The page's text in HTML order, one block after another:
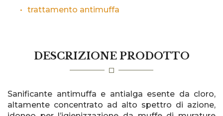
trattamento antimuffa
DESCRIZIONE PRODOTTO
Sanificante antimuffa e antialga esente da cloro,
altamente concentrato ad alto spettro di azione,